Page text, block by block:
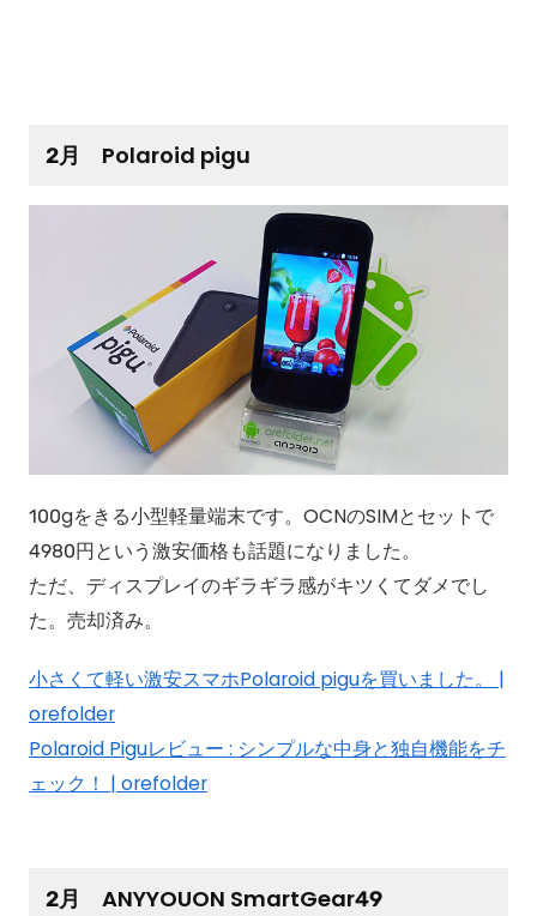
2月 Polaroid pigu
100gをきる小型軽量端末です。OCNのSIMとセットで
4980円という激安価格も話題になりました。
ただ、ディスプレイのギラギラ感がキツくてダメでし
た。売却済み。
小さくて軽い激安スマホPolaroid piguを買いました。 |
orefolder
Polaroid Piguレビュー : シンプルな中身と独自機能をチ
ェック！ | orefolder
2月 ANYYOUON SmartGear49